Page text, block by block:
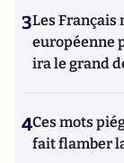
3Les Français
européenne
ira le grand
4Ces mots
fait flamber